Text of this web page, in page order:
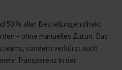
50 % aller Bestellungen direkt
– ohne manuelles Zutun. Das
sondern verkürzt auch
Transparenz in der